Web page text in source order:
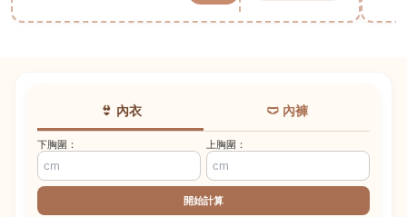
👙 內衣 🩲 內褲
下胸圍： 上胸圍：
開始計算